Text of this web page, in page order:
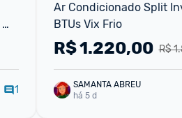
1
Ar Condicionado Split
BTUs Vix Frio
R$
R$1.220,00
SAMANTA ABREU
há 5 d